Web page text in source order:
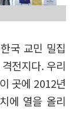
국 교민 밀집
전지다. 우리
곳에 2012년
에 열을 올리